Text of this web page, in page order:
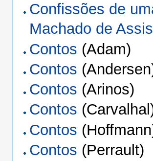
Confissões de
Machado de Assis
Contos (Adam)
Contos
Contos (Arinos)
Contos
Contos
Contos (Perrault)